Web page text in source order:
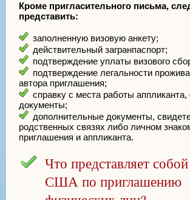
Кроме пригласительного письма,
представить:
заполненную визовую анкету;
действительный загранпаспорт;
подтверждение уплаты визового
подтверждение легальности
автора приглашения;
справку с места работы
документы;
дополнительные документы,
родственных связях либо личном
приглашения и аппликанта.
Что представляет
США по приглашению